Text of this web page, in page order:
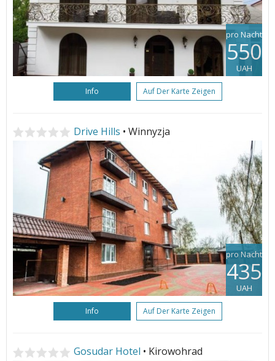
pro Nacht
550
UAH
Info Auf Der Karte Zeigen
Drive Hills • Winnyzja
pro Nacht
435
UAH
Info Auf Der Karte Zeigen
Gosudar Hotel • Kirowohrad